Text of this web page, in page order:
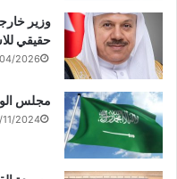
وزير
حقيقي
2026
مجلس
11/2024